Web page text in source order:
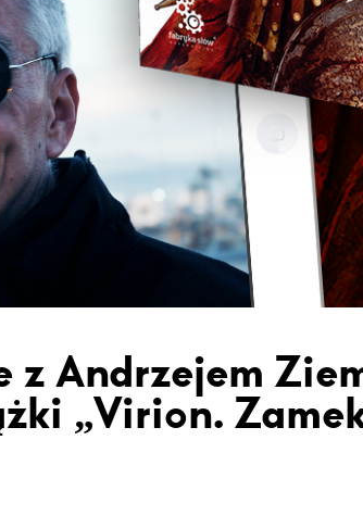
Andrzejem
„Virion.